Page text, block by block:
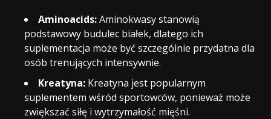
Aminoacids:Aminokwasy stanowią
podstawowy budulec białek, dlatego ich
suplementacja może być szczególnie przydatna dla
osób trenujących intensywnie.
Kreatyna: Kreatyna jest popularnym
suplementem wśród sportowców, ponieważ może
zwiększać siłę i wytrzymałość mięśni.